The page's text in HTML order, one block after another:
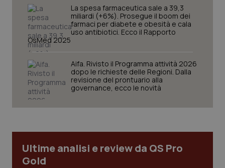
La spesa farmaceutica sale a 39,3
miliardi (+6%). Prosegue il boom dei
farmaci per diabete e obesità e cala
uso antibiotici. Ecco il Rapporto
OsMed 2025
Aifa. Rivisto il Programma attività 2026
dopo le richieste delle Regioni. Dalla
revisione del prontuario alla
governance, ecco le novità
Ultime analisi e review da QS Pro
Gold
I cookie necessari contribuiscono a rendere fruibile il
sito web abilitandone funzionalità di base quali la
navigazione sulle pagine e l'accesso alle aree
protette del sito. Il sito web non è in grado di
funzionare correttamente senza questi cookie.
Nome
Fornitore/Dominio
VISITOR_PRIVACY_METADATA
YouTube
.youtube.com